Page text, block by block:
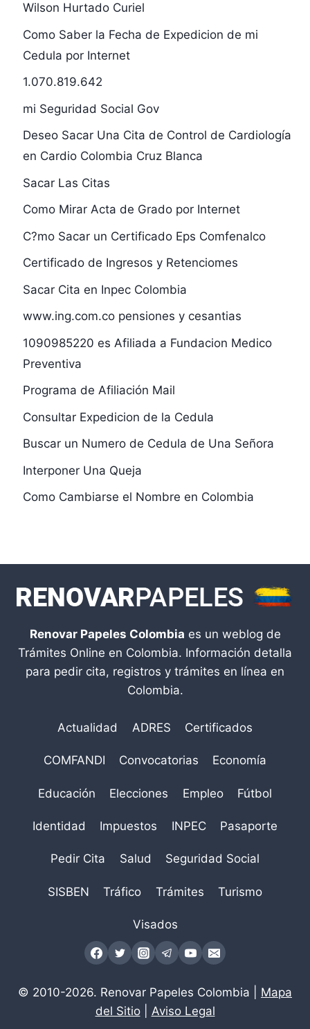
Wilson Hurtado Curiel
Como Saber la Fecha de Expedicion de mi
Cedula por Internet
1.070.819.642
mi Seguridad Social Gov
Deseo Sacar Una Cita de Control de Cardiología
en Cardio Colombia Cruz Blanca
Sacar Las Citas
Como Mirar Acta de Grado por Internet
C?mo Sacar un Certificado Eps Comfenalco
Certificado de Ingresos y Retenciomes
Sacar Cita en Inpec Colombia
www.ing.com.co pensiones y cesantias
1090985220 es Afiliada a Fundacion Medico
Preventiva
Programa de Afiliación Mail
Consultar Expedicion de la Cedula
Buscar un Numero de Cedula de Una Señora
Interponer Una Queja
Como Cambiarse el Nombre en Colombia
Renovar Papeles Colombia es un weblog de
Trámites Online en Colombia. Información detalla
para pedir cita, registros y trámites en línea en
Colombia.
Actualidad ADRES Certificados
COMFANDI Convocatorias Economía
Educación Elecciones Empleo Fútbol
Identidad Impuestos INPEC Pasaporte
Pedir Cita Salud Seguridad Social
SISBEN Tráfico Trámites Turismo
Visados
© 2010-2026. Renovar Papeles Colombia | Mapa
del Sitio| Aviso Legal